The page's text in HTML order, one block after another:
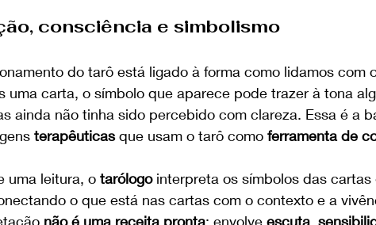
consciência e simbolismo
do tarô está ligado à forma como lidamos com
uma carta, o símbolo que aparece pode trazer à tona
ainda não tinha sido percebido com clareza. Essa é a
terapêuticas que usam o tarô como ferramenta de
uma leitura, o tarólogo interpreta os símbolos das cartas
o que está nas cartas com o contexto e a
não é uma receita pronta: envolve escuta,